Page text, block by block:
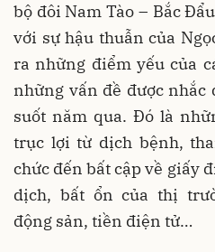
bộ đôi Nam Tào – Bắc
với sự hậu thuẫn của
ra những điểm yếu của
những vấn đề được
suốt năm qua. Đó là
trục lợi từ dịch bệnh,
chức đến bất cập về giấy
dịch, bất ổn của thị
động sản, tiền điện tử…